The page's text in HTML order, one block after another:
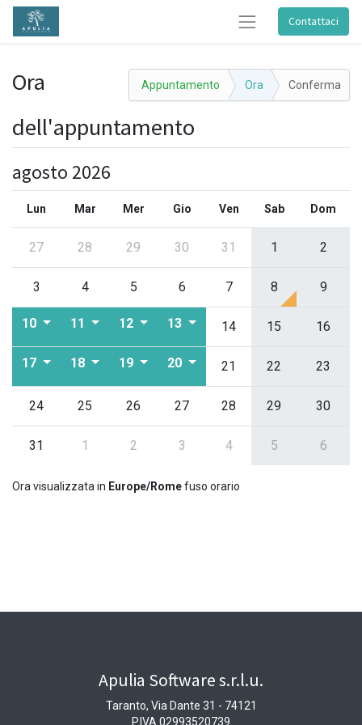
Contattaci
Appuntamento Ora Conferma
Ora
dell'appuntamento
agosto 2026
Lun Mar Mer Gio Ven Sab Dom
27 28 29 30 31 1 2
3 4 5 6 7 8 9
10 11 12 13 14 15 16
17 18 19 20 21 22 23
24 25 26 27 28 29 30
31 1 2 3 4 5 6
Ora visualizzata in Europe/Romefuso orario
Apulia Software s.r.l.u.
Taranto, Via Dante 31 - 74121
P.IVA 02993520739